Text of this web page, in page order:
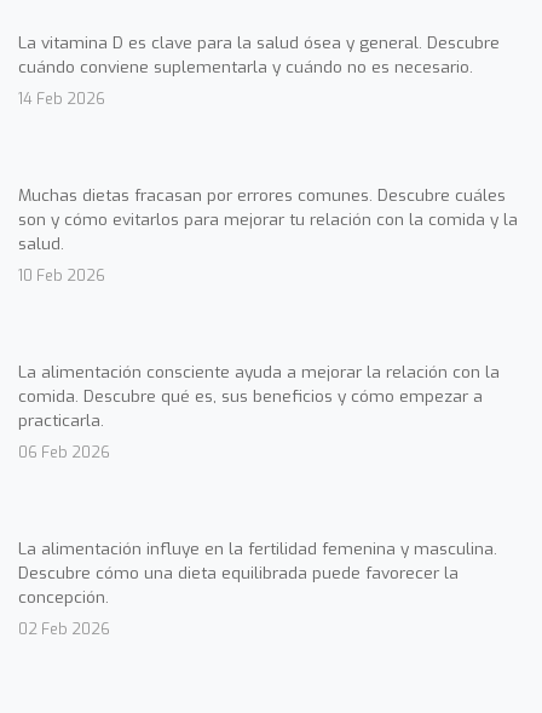
La vitamina D es clave para la salud ósea y general. Descubre
cuándo conviene suplementarla y cuándo no es necesario.
14 Feb 2026
Muchas dietas fracasan por errores comunes. Descubre cuáles
son y cómo evitarlos para mejorar tu relación con la comida y la
salud.
10 Feb 2026
La alimentación consciente ayuda a mejorar la relación con la
comida. Descubre qué es, sus beneficios y cómo empezar a
practicarla.
06 Feb 2026
La alimentación influye en la fertilidad femenina y masculina.
Descubre cómo una dieta equilibrada puede favorecer la
concepción.
02 Feb 2026